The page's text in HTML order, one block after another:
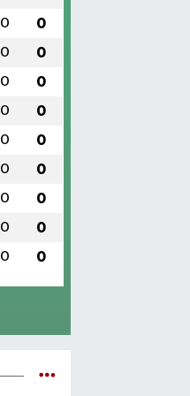
0 0
0 0
0 0
0 0
0 0
0 0
0 0
0 0
0 0